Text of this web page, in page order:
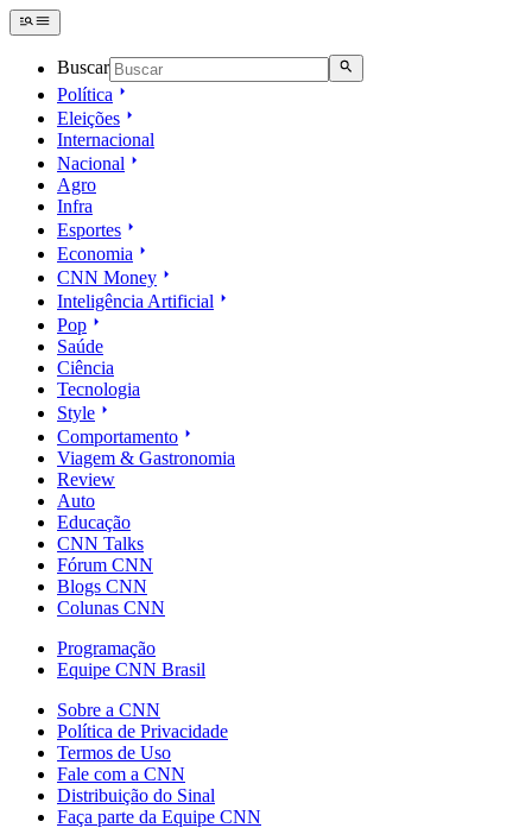
Buscar
Política
Eleições
Internacional
Nacional
Agro
Infra
Esportes
Economia
CNN Money
Inteligência Artificial
Pop
Saúde
Ciência
Tecnologia
Style
Comportamento
Viagem & Gastronomia
Review
Auto
Educação
CNN Talks
Fórum CNN
Blogs CNN
Colunas CNN
Programação
Equipe CNN Brasil
Sobre a CNN
Política de Privacidade
Termos de Uso
Fale com a CNN
Distribuição do Sinal
Faça parte da Equipe CNN